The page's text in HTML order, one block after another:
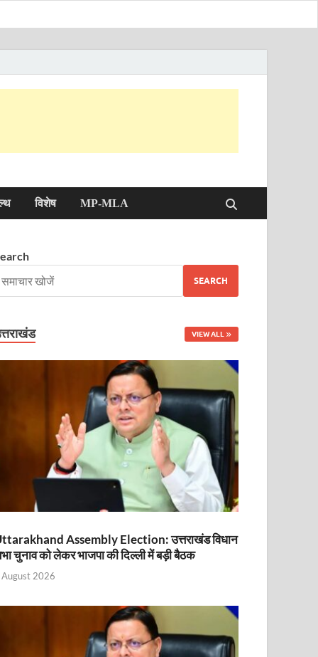
विशेष MP-MLA
SEARCH
VIEW ALL
Assembly Election: उत्तराखंड विधान
चुनाव को लेकर भाजपा की दिल्ली में बड़ी बैठक
August 2026